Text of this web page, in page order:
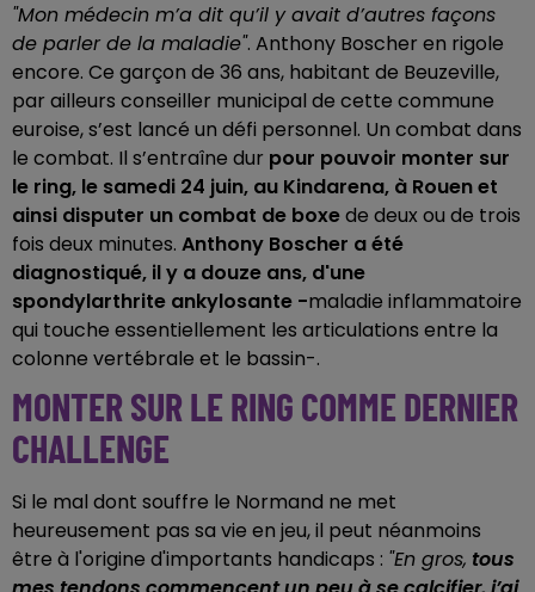
"Mon médecin m’a dit qu’il y avait d’autres façons
de parler de la maladie". Anthony Boscher en rigole
encore. Ce garçon de 36 ans, habitant de Beuzeville,
par ailleurs conseiller municipal de cette commune
euroise, s’est lancé un défi personnel. Un combat dans
le combat. Il s’entraîne dur pour pouvoir monter sur
le ring, le samedi 24 juin, au Kindarena, à Rouen et
ainsi disputer un combat de boxede deux ou de trois
fois deux minutes. Anthony Boscher a été
diagnostiqué, il y a douze ans, d'une
spondylarthrite ankylosante -maladie inflammatoire
qui touche essentiellement les articulations entre la
colonne vertébrale et le bassin-.
MONTER SUR LE RING COMME DERNIER
CHALLENGE
Si le mal dont souffre le Normand ne met
heureusement pas sa vie en jeu, il peut néanmoins
être à l'origine d'importants handicaps : "En gros, tous